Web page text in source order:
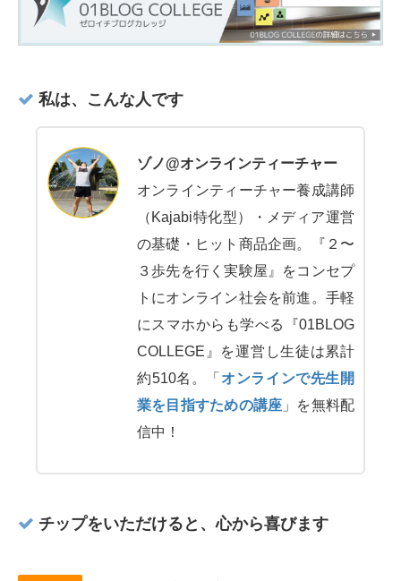
私は、こんな人です
ゾノ@オンラインティーチャー
オンラインティーチャー養成講師
（Kajabi特化型）・メディア運営
の基礎・ヒット商品企画。『２〜
３歩先を行く実験屋』をコンセプ
トにオンライン社会を前進。手軽
にスマホからも学べる『01BLOG
COLLEGE』を運営し生徒は累計
約510名。「 オンラインで先生開
業を目指すための講座 」を無料配
信中！
チップをいただけると、心から喜びます